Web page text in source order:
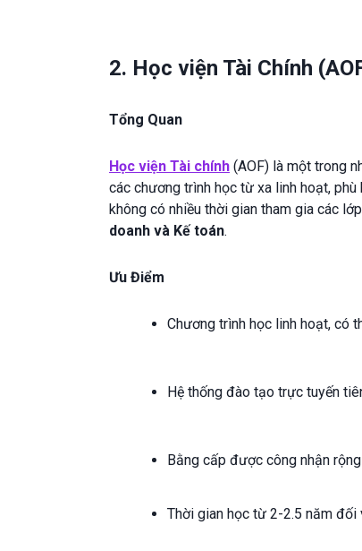
2. Học viện Tài Chính
Tổng Quan
Học viện Tài chính (AOF) là một trong
các chương trình học từ xa linh hoạt,
không có nhiều thời gian tham gia các
doanh và Kế toán.
Ưu Điểm
Chương trình học linh hoạt, có
Hệ thống đào tạo trực tuyến
Bằng cấp được công nhận
Thời gian học từ 2-2.5 năm